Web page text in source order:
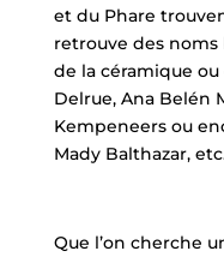
et du Phare
retrouve des
de la céramique
Delrue, Ana Belén
Kempeneers ou
Mady Balthazar,
Que l’on cherche